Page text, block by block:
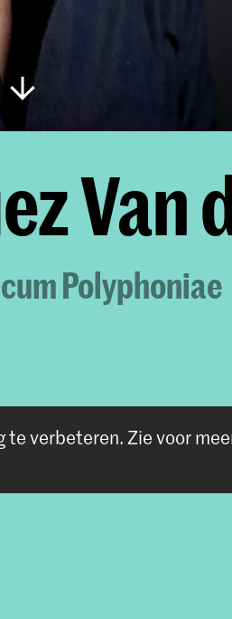
Van
Polyphoniae
te verbeteren.Zie voor